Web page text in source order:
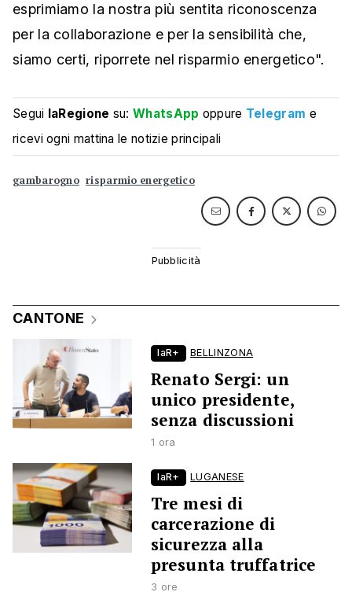
esprimiamo la nostra più sentita riconoscenza
per la collaborazione e per la sensibilità che,
siamo certi, riporrete nel risparmio energetico".
Segui laRegione su:WhatsApp oppure Telegram e
ricevi ogni mattina le notizie principali
gambarogno risparmio energetico
CANTONE
laR+ BELLINZONA
Renato Sergi: un
unico presidente,
senza discussioni
1 ora
laR+ LUGANESE
Tre mesi di
carcerazione di
sicurezza alla
presunta truffatrice
3 ore